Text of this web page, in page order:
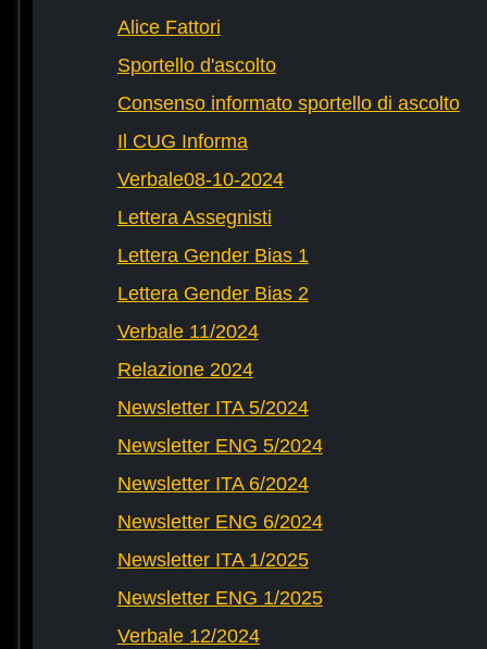
Alice Fattori
Sportello d'ascolto
Consenso informato sportello di ascolto
Il CUG Informa
Verbale08-10-2024
Lettera Assegnisti
Lettera Gender Bias 1
Lettera Gender Bias 2
Verbale 11/2024
Relazione 2024
Newsletter ITA 5/2024
Newsletter ENG 5/2024
Newsletter ITA 6/2024
Newsletter ENG 6/2024
Newsletter ITA 1/2025
Newsletter ENG 1/2025
Verbale 12/2024